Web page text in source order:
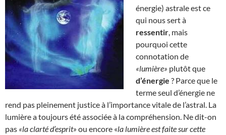
énergie) astrale est ce
qui nous sert à
ressentir , mais
pourquoi cette
connotation de
«lumière» plutôt que
d’énergie ? Parce que le
terme seul d’énergie ne
rend pas pleinement justice à l’importance vitale de l’astral. La
lumière a toujours été associée à la compréhension. Ne dit-on
pas «la clarté d’esprit» ou encore «la lumière est faite sur cette